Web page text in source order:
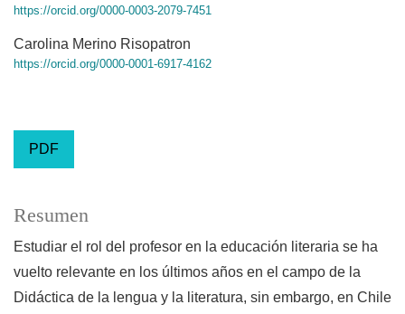
https://orcid.org/0000-0003-2079-7451
Carolina Merino Risopatron
https://orcid.org/0000-0001-6917-4162
PDF
Resumen
Estudiar el rol del profesor en la educación literaria se ha
vuelto relevante en los últimos años en el campo de la
Didáctica de la lengua y la literatura, sin embargo, en Chile